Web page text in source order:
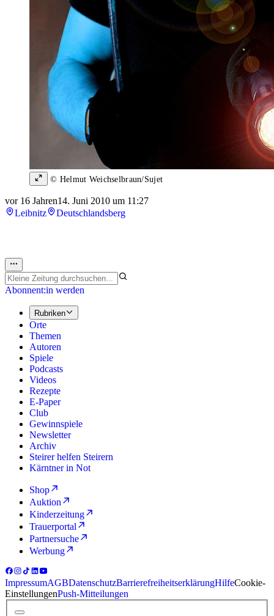
© Helmut Weichselbraun/Sujet
vor 16 Jahren14. Juni 2010 um 11:27
Leibnitz
Deutschlandsberg
Abonnent:in werden
Rubriken
Orte
Themen
Autoren
Spiele
Podcasts
Videos
Rezepte
E-Paper
Club
Gewinnspiele
Newsletter
Archiv
Steirer helfen Steirern
Kärntner in Not
Shop
Auktion
Kinderzeitung
Trauerportal
Partnersuche
Werbung
ImpressumAGBDatenschutzBarrierefreiheitserklärungHilfeCookie-
EinstellungenPush-Mitteilungen